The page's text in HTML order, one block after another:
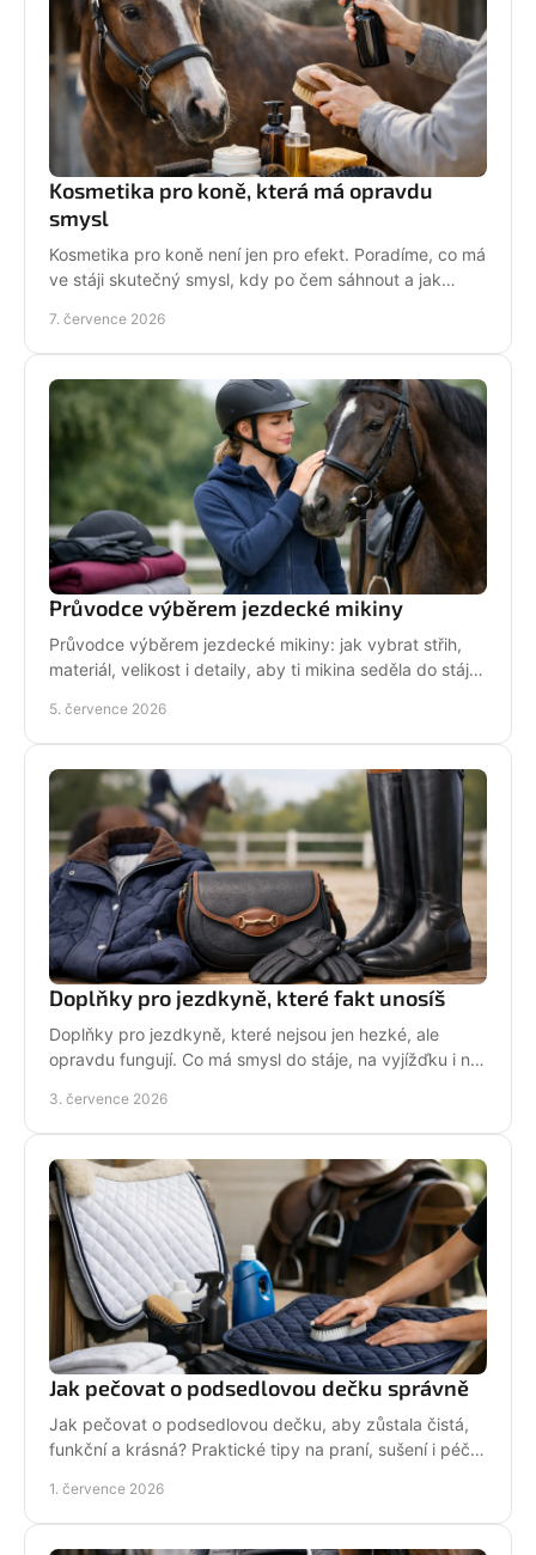
Kosmetika pro koně, která má opravdu
smysl
Kosmetika pro koně není jen pro efekt. Poradíme, co má
ve stáji skutečný smysl, kdy po čem sáhnout a jak
7. července 2026
Průvodce výběrem jezdecké mikiny
Průvodce výběrem jezdecké mikiny: jak vybrat střih,
materiál, velikost i detaily, aby ti mikina seděla do stáje,
5. července 2026
Doplňky pro jezdkyně, které fakt unosíš
Doplňky pro jezdkyně, které nejsou jen hezké, ale
opravdu fungují. Co má smysl do stáje, na vyjížďku i na
3. července 2026
Jak pečovat o podsedlovou dečku správně
Jak pečovat o podsedlovou dečku, aby zůstala čistá,
funkční a krásná? Praktické tipy na praní, sušení i péči
1. července 2026